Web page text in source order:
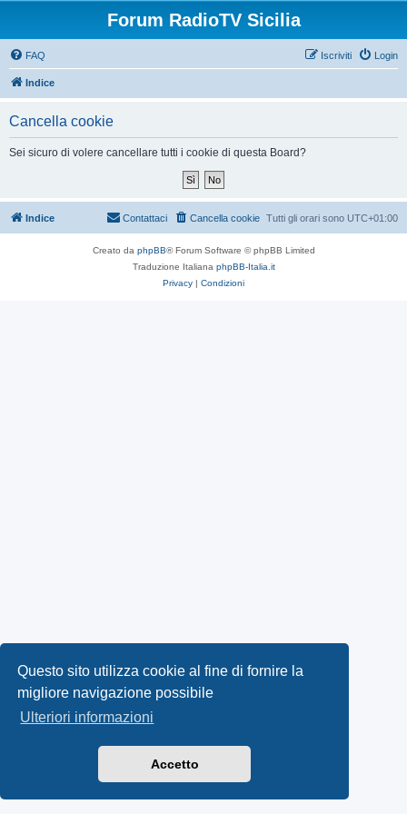
Questo sito utilizza cookie al fine di fornire la
migliore navigazione possibile
Ulteriori informazioni
Accetto
Forum RadioTV Sicilia
FAQ Login
Iscriviti
Indice
Cancella cookie
Sei sicuro di volere cancellare tutti i cookie di questa Board?
Indice Tutti gli orari sono UTC+01:00
Cancella cookie
Contattaci
Creato da phpBB® Forum Software © phpBB Limited
Traduzione Italiana phpBB-Italia.it
Privacy | Condizioni